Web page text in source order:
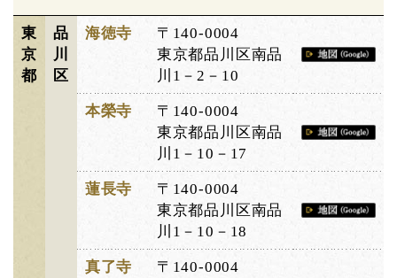
東
京
都
品
川
区
海徳寺
〒140-0004
東京都品川区南品
川1－2－10
本榮寺
〒140-0004
東京都品川区南品
川1－10－17
蓮長寺
〒140-0004
東京都品川区南品
川1－10－18
真了寺
〒140-0004